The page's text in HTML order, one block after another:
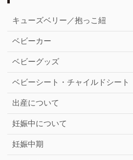
キューズベリー／抱っこ紐
ベビーカー
ベビーグッズ
ベビーシート・チャイルドシート
出産について
妊娠中について
妊娠中期